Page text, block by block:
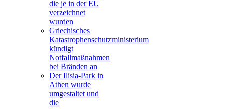
die je in der EU
verzeichnet
wurden
Griechisches
Katastrophenschutzministerium
kündigt
Notfallmaßnahmen
bei Bränden an
Der Ilisia-Park in
Athen wurde
umgestaltet und
die